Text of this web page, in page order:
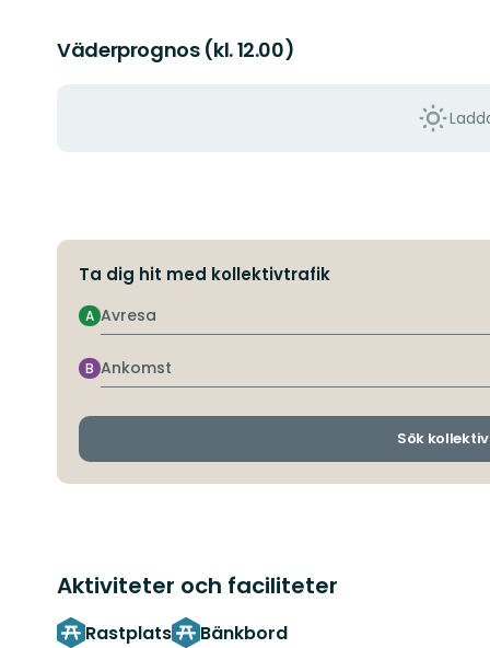
Väderprognos (kl. 12.00)
Ta dig hit med kollektivtrafik
Avresa
A
Ankomst
B
Sök
Aktiviteter och faciliteter
Rastplats Bänkbord